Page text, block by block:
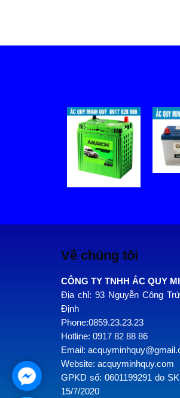
Về chúng tôi
CÔNG TY TNHH ẮC QUY
Địa chỉ: 93 Nguyễn Công
Định
Phone:0859.23.23.23
Hotline: 0917 82 88 86
Email:
Website: acquyminhquy.com
GPKD số: 0601199291 do
15/7/2020